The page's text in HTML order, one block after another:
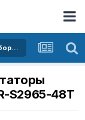
Покупка и продажа телекоммуникационного оборудования
S2965-48T